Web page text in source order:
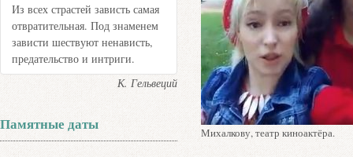
Михалкову, театр киноактёра.
Из всех страстей зависть самая
отвратительная. Под знаменем
зависти шествуют ненависть,
предательство и интриги.
К. Гельвеций
Памятные даты